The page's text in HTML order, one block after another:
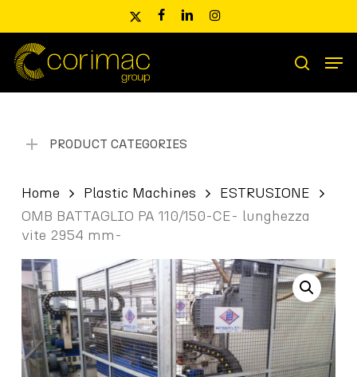
main
content
x-
facebooklinkedininstagram
Products
search
search
PRODUCT CATEGORIES
Home Plastic Machines
ESTRUSIONE
OMB BATTAGLIO PA 110/150-CE- lunghezza
vite 2954 mm-